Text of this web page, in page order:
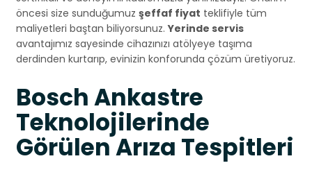
öncesi size sunduğumuz şeffaf fiyat teklifiyle tüm
maliyetleri baştan biliyorsunuz.Yerinde servis
avantajımız sayesinde cihazınızı atölyeye taşıma
derdinden kurtarıp, evinizin konforunda çözüm üretiyoruz.
Bosch Ankastre
Teknolojilerinde
Görülen Arıza Tespitleri